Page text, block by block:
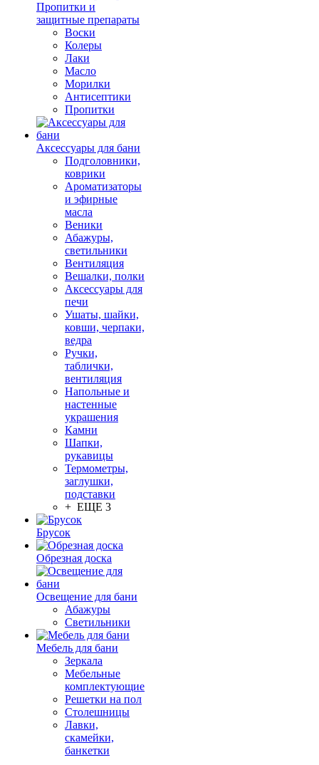
Пропитки и
защитные препараты
Воски
Колеры
Лаки
Масло
Морилки
Антисептики
Пропитки
Аксессуары для бани
Подголовники,
коврики
Ароматизаторы
и эфирные
масла
Веники
Абажуры,
светильники
Вентиляция
Вешалки, полки
Аксессуары для
печи
Ушаты, шайки,
ковши, черпаки,
ведра
Ручки,
таблички,
вентиляция
Напольные и
настенные
украшения
Камни
Шапки,
рукавицы
Термометры,
заглушки,
подставки
+ ЕЩЕ 3
Брусок
Обрезная доска
Освещение для бани
Абажуры
Светильники
Мебель для бани
Зеркала
Мебельные
комплектующие
Решетки на пол
Столешницы
Лавки,
скамейки,
банкетки